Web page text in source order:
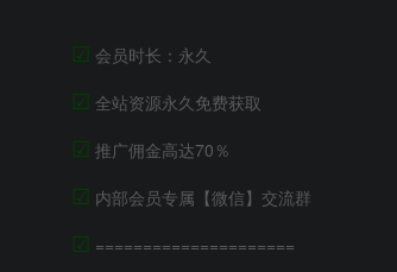
☑ 会员时长：永久
☑ 全站资源永久免费获取
☑ 推广佣金高达70％
☑ 内部会员专属【微信】交流群
☑ =====================